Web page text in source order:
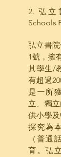
2. 弘立
Schools
弘立書
1號，擁
其學生/
有超過
是一所
立、獨
供小學
探究為
（普通
育。弘